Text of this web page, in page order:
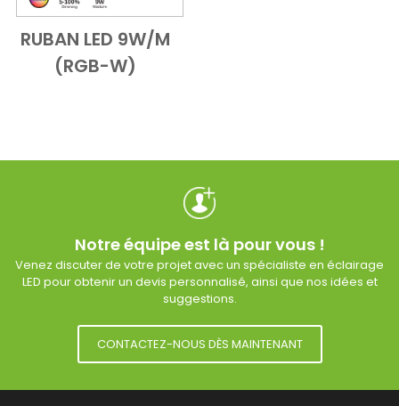
Add to CartVue d'ensemble
RUBAN LED 9W/M
(RGB-W)
Notre équipe est là pour vous !
Venez discuter de votre projet avec un spécialiste en éclairage
LED pour obtenir un devis personnalisé, ainsi que nos idées et
suggestions.
CONTACTEZ-NOUS DÈS MAINTENANT